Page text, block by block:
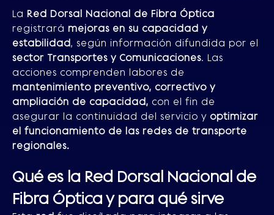
La Red Dorsal Nacional de Fibra Óptica
registrará mejoras en su capacidad y
estabilidad, según información difundida por el
sector Transportes y Comunicaciones. Las
acciones comprenden labores de
mantenimiento preventivo, correctivo y
ampliación de capacidad, con el fin de
asegurar la continuidad del servicio y optimizar
el funcionamiento de las redes de transporte
regionales.
Qué es la Red Dorsal Nacional de
Fibra Óptica y para qué sirve